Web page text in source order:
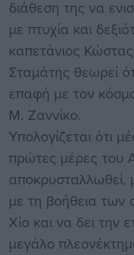
διάθεση της να
με πτυχία και
καπετάνιος
Σταμάτης θεωρεί
επαφή με τον
Μ. Ζαννίκο.
Υπολογίζεται ότι
πρώτες μέρες του
αποκρυσταλλωθεί,
με τη βοήθεια των
Χίο και να δει την
μεγάλο